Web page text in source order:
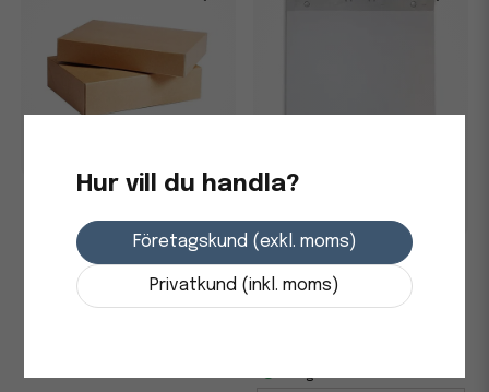
Standard Folio 80mm
23,75 kr
Blädderblock olinjerat
50blad 60x85cm 70g, 5st/fp
Hur vill du handla?
Företagskund (exkl. moms)
Privatkund (inkl. moms)